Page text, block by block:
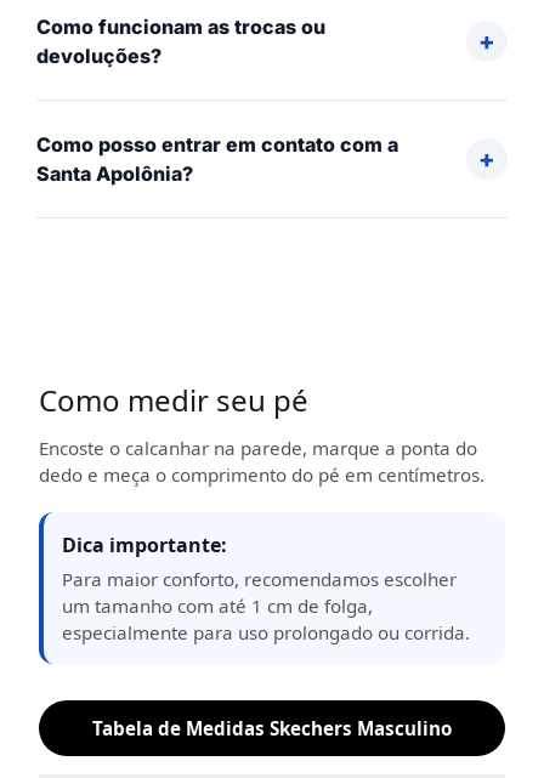
Como funcionam as trocas ou
devoluções?
Como posso entrar em contato com a
Santa Apolônia?
Como medir seu pé
Encoste o calcanhar na parede, marque a ponta do
dedo e meça o comprimento do pé em centímetros.
Dica importante:
Para maior conforto, recomendamos escolher
um tamanho com até 1 cm de folga,
especialmente para uso prolongado ou corrida.
Tabela de Medidas Skechers Masculino